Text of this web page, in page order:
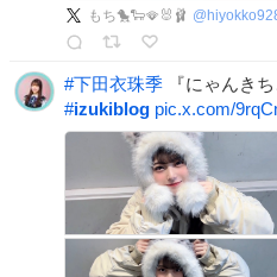
もち🐤🐑🪭🐰🩰 @
#下田衣珠季 『にゃんき
#izukiblog pic.x.com/